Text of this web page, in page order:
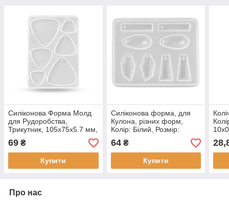
Силіконова Форма Молд
для Рудоробства,
Трикутник, 105х75х5.7 мм,
38.5х20-40.5мм, (1 шт)
69 ₴
Купити
Силіконова форма, для
Кулона, різних форм,
Колір: Білий, Розмір:
розмір 5-19х10-23мм,
Отвір 2 мм, (1 шт)
64₴
Купити
Про нас